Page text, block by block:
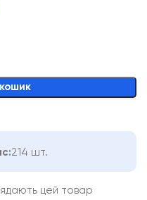
214 шт.
цей товар